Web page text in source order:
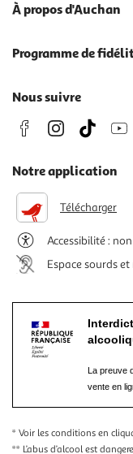
À propos d'Auchan
Programme de
Nous suivre
Notre application
Télécharger
Accessibilité :
Espace sourds
La preuve
vente en
* Voir les conditions en
** L’abus d’alcool est